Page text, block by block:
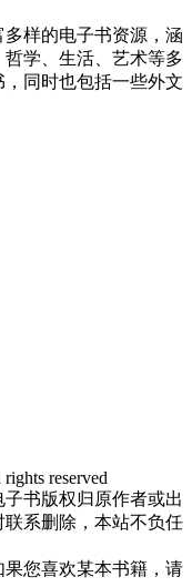
样的电子书资源，涵
学、生活、艺术等多
同时也包括一些外文
reserved
书版权归原作者或出
系删除，本站不负任
您喜欢某本书籍，请